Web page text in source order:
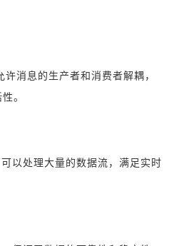
消息的生产者和消费者解耦，
。
以处理大量的数据流，满足实时